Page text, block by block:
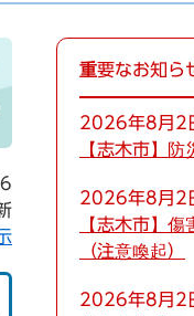
重要なお知ら
2026年8月2
【志木市】
2026年8月2
【志木市】
（注意喚起）
2026年8月2